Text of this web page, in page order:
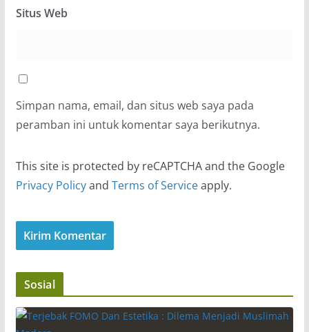
Situs Web
Simpan nama, email, dan situs web saya pada
peramban ini untuk komentar saya berikutnya.
This site is protected by reCAPTCHA and the Google
Privacy Policyand Terms of Serviceapply.
Sosial